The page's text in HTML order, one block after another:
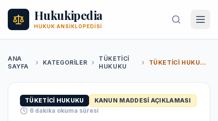
Hukukipedia
HUKUK ANSIKLOPEDISI
ANA
SAYFA
KATEGORILER
TÜKETICI
HUKUKU
TÜKETICI HUKUKUNDA DAVA ŞARTI OLARAK ARABULUCULUK: ANAYASA MAHKEMESI KARARI IŞIĞINDA DEĞERLENDIRME
TÜKETICI HUKUKU
KANUN MADDESI AÇIKLAMASI
6 dakika okuma süresi